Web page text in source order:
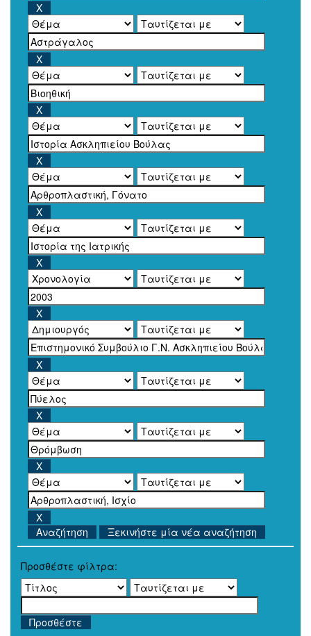
Ξεκινήστε μία νέα αναζήτηση
Προσθέστε φίλτρα: